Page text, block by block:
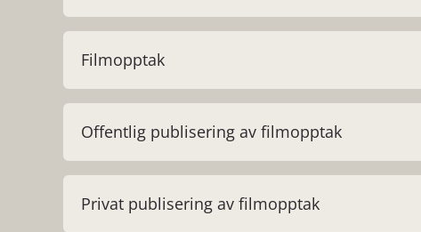
Filmopptak
Offentlig publisering av filmopptak
Privat publisering av filmopptak